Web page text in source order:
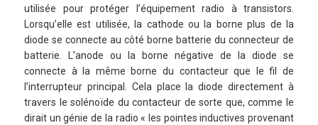
utilisée pour protéger l’équipement radio à transistors.
Lorsqu’elle est utilisée, la cathode ou la borne plus de la
diode se connecte au côté borne batterie du connecteur de
batterie. L’anode ou la borne négative de la diode se
connecte à la même borne du contacteur que le fil de
l’interrupteur principal. Cela place la diode directement à
travers le solénoïde du contacteur de sorte que, comme le
dirait un génie de la radio « les pointes inductives provenant